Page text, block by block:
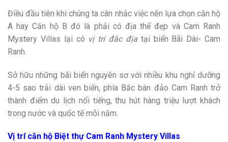
Điều đầu tiên khi chúng ta cân nhắc việc nên lựa chọn căn hộ
A hay Căn hộ B đó là phải có địa thế đẹp và Cam Ranh
Mystery Villas lại có vị trí đắc địatại biển Bãi Dài- Cam
Ranh.
Sở hữu những bãi biển nguyên sơ với nhiều khu nghỉ dưỡng
4-5 sao trải dài ven biển, phía Bắc bán đảo Cam Ranh trở
thành điểm du lịch nổi tiếng, thu hút hàng triệu lượt khách
trong nước và quốc tế mỗi năm.
Vị trí căn hộ Biệt thự Cam Ranh Mystery Villas